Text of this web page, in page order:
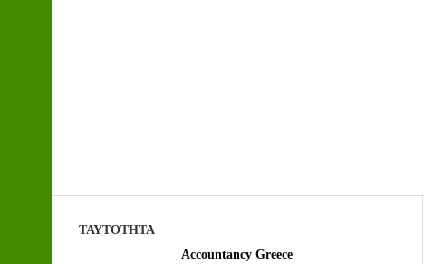
ΤΑΥΤΟΤΗΤΑ
Accountancy Greece